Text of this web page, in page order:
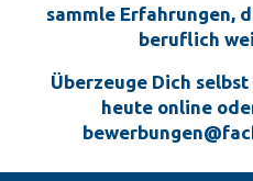
sammle Erfahrungen,
beruflich
Überzeuge Dich
heute online